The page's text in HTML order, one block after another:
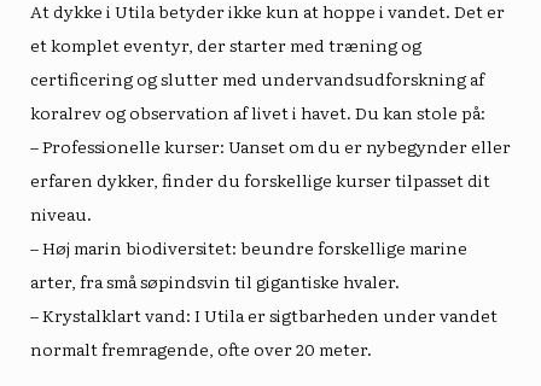
At dykke i Utila betyder ikke kun at hoppe i vandet. Det er
et komplet eventyr, der starter med træning og
certificering og slutter med undervandsudforskning af
koralrev og observation af livet i havet. Du kan stole på:
– Professionelle kurser: Uanset om du er nybegynder eller
erfaren dykker, finder du forskellige kurser tilpasset dit
niveau.
– Høj marin biodiversitet: beundre forskellige marine
arter, fra små søpindsvin til gigantiske hvaler.
– Krystalklart vand: I Utila er sigtbarheden under vandet
normalt fremragende, ofte over 20 meter.